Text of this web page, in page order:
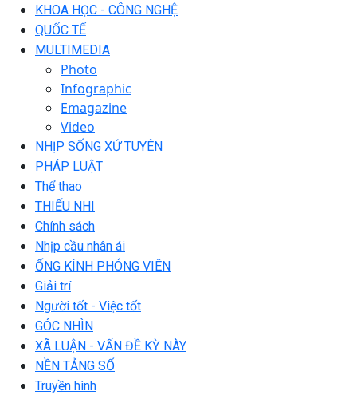
KHOA HỌC - CÔNG NGHỆ
QUỐC TẾ
MULTIMEDIA
Photo
Infographic
Emagazine
Video
NHỊP SỐNG XỨ TUYÊN
PHÁP LUẬT
Thể thao
THIẾU NHI
Chính sách
Nhịp cầu nhân ái
ỐNG KÍNH PHÓNG VIÊN
Giải trí
Người tốt - Việc tốt
GÓC NHÌN
XÃ LUẬN - VẤN ĐỀ KỲ NÀY
NỀN TẢNG SỐ
Truyền hình